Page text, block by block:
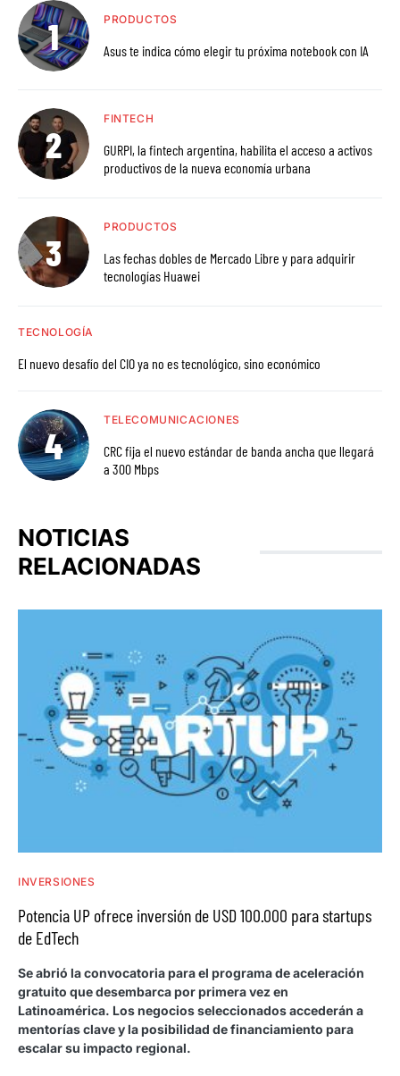
PRODUCTOS
Asus te indica cómo elegir tu próxima notebook con IA
FINTECH
GURPI, la fintech argentina, habilita el acceso a activos
productivos de la nueva economía urbana
PRODUCTOS
Las fechas dobles de Mercado Libre y para adquirir
tecnologías Huawei
TECNOLOGÍA
El nuevo desafío del CIO ya no es tecnológico, sino económico
TELECOMUNICACIONES
CRC fija el nuevo estándar de banda ancha que llegará
a 300 Mbps
NOTICIAS
RELACIONADAS
INVERSIONES
Potencia UP ofrece inversión de USD 100.000 para startups
de EdTech
Se abrió la convocatoria para el programa de aceleración
gratuito que desembarca por primera vez en
Latinoamérica. Los negocios seleccionados accederán a
mentorías clave y la posibilidad de financiamiento para
escalar su impacto regional.